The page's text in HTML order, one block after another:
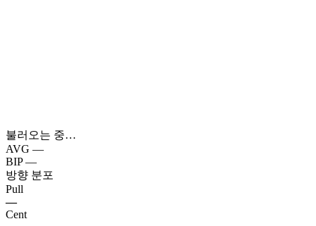
불러오는 중…
AVG —
BIP —
방향 분포
Pull
—
Cent